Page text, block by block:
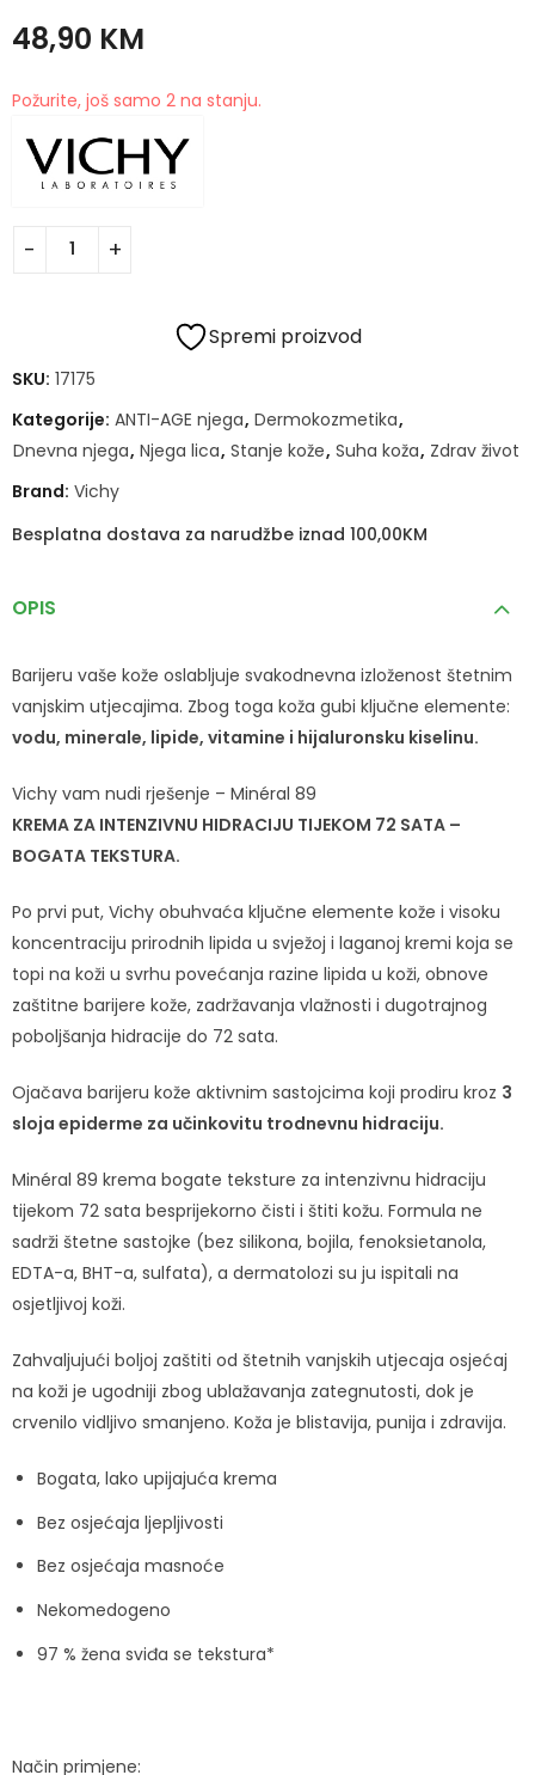
48,90 KM
Požurite, još samo 2 na stanju.
Spremi proizvod
SKU: 17175
Kategorije: ANTI-AGE njega, Dermokozmetika,
Dnevna njega, Njega lica, Stanje kože, Suha koža, Zdrav život
Brand: Vichy
Besplatna dostava za narudžbe iznad 100,00KM
OPIS
Barijeru vaše kože oslabljuje svakodnevna izloženost štetnim
vanjskim utjecajima. Zbog toga koža gubi ključne elemente:
vodu, minerale, lipide, vitamine i hijaluronsku kiselinu. ​
Vichy vam nudi rješenje – Minéral 89
KREMA ZA INTENZIVNU HIDRACIJU TIJEKOM 72 SATA –
BOGATA TEKSTURA.
Po prvi put, Vichy obuhvaća ključne elemente kože i visoku
koncentraciju prirodnih lipida u svježoj i laganoj kremi koja se
topi na koži u svrhu povećanja razine lipida u koži, obnove
zaštitne barijere kože, zadržavanja vlažnosti i dugotrajnog
poboljšanja hidracije do 72 sata.
Ojačava barijeru kože aktivnim sastojcima koji prodiru kroz 3
sloja epiderme za učinkovitu trodnevnu hidraciju.
Minéral 89 krema bogate teksture za intenzivnu hidraciju
tijekom 72 sata besprijekorno čisti i štiti kožu. Formula ne
sadrži štetne sastojke (bez silikona, bojila, fenoksietanola,
EDTA-a, BHT-a, sulfata), a dermatolozi su ju ispitali na
osjetljivoj koži.
Zahvaljujući boljoj zaštiti od štetnih vanjskih utjecaja osjećaj
na koži je ugodniji zbog ublažavanja zategnutosti, dok je
crvenilo vidljivo smanjeno. Koža je blistavija, punija i zdravija.
Bogata, lako upijajuća krema
Bez osjećaja ljepljivosti
Bez osjećaja masnoće
Nekomedogeno
97 % žena sviđa se tekstura*
Način primjene: